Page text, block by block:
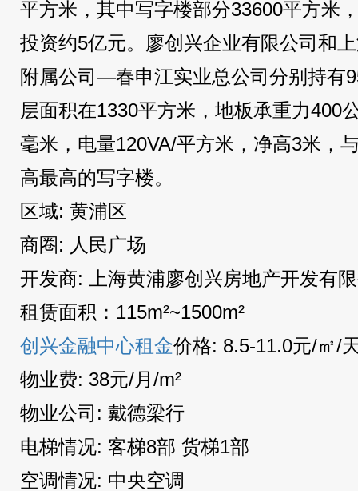
平方米，其中写字楼部分33600平方米
投资约5亿元。廖创兴企业有限公司和
附属公司—春申江实业总公司分别持有
层面积在1330平方米，地板承重力400
毫米，电量120VA/平方米，净高3米，
高最高的写字楼。
区域: 黄浦区
商圈: 人民广场
开发商: 上海黄浦廖创兴房地产开发有
租赁面积：115m²~1500m²
创兴金融中心租金价格: 8.5-11.0元/㎡/
物业费: 38元/月/m²
物业公司: 戴德梁行
电梯情况: 客梯8部 货梯1部
空调情况: 中央空调